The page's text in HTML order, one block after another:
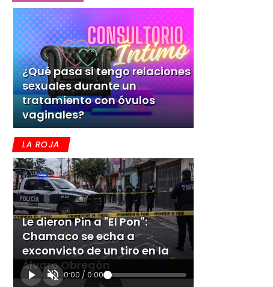
¿Qué pasa si tengo relaciones
sexuales durante un
tratamiento con óvulos
vaginales?
LA ROJA
Le dieron Pin a "El Pon":
Chamaco se echa a
exconvicto de un tiro en la
Álvaro Obregón
0:00 / 0:00